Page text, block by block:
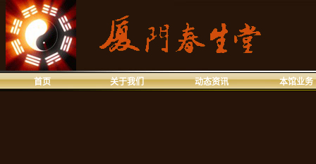
首页 关于我们 动态资讯 本馆业务